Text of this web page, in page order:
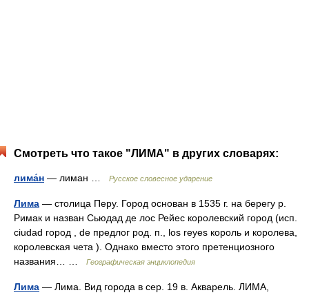
Смотреть что такое "ЛИМА" в других словарях:
лима́н — лиман … Русское словесное ударение
Лима — столица Перу. Город основан в 1535 г. на берегу р.
Римак и назван Сьюдад де лос Рейес королевский город (исп.
ciudad город , de предлог род. п., los reyes король и королева,
королевская чета ). Однако вместо этого претенциозного
названия… …
Географическая энциклопедия
Лима — Лима. Вид города в сер. 19 в. Акварель. ЛИМА,